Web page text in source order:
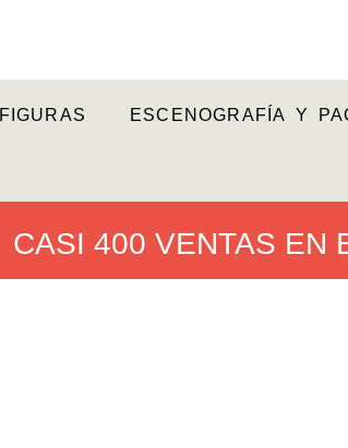
FIGURAS ESCENOGRAFÍA Y
CASI 400 VENTAS EN